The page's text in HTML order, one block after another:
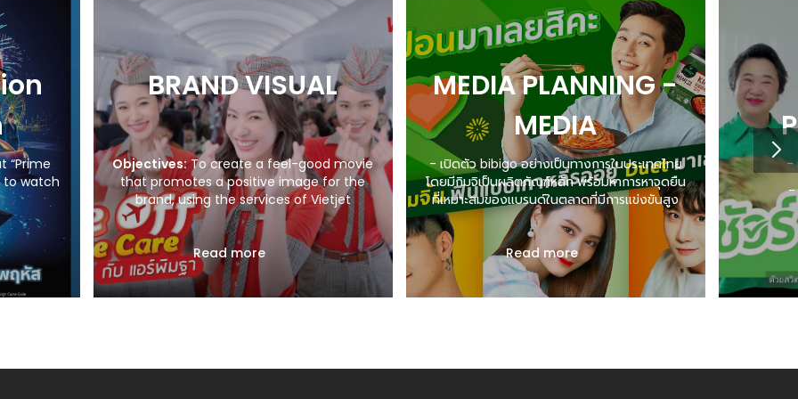
“Prime
to watch
range
urban
on
BRAND VISUAL
Objectives:To create a feel-good movie
that promotes a positive image for the
brand, using the services of Vietjet
narrated by a presenter.
Read more
MEDIA PLANNING -
MEDIA
OPTIMISATION
- เปิดตัว bibigo อย่างเป็นทางการในประเทศไทย
โดยมีกิมจิเป็นผลิตภัณฑ์หลัก พร้อมหาการหาจุดยืน
ที่เหมาะสมของแบรนด์ในตลาดที่มีการแข่งขันสูง
- สร้างการรับรู้และดึงดูดกลุ่มเป้าหมายอย่าง
รวดเร็ว ผ่าน TikTok Challenge เพื่อให้เกิดกระ
แสไวรัล
Read more
-
-
- สร้างภา